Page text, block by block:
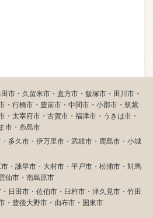
市・久留米市・直方市・飯塚市・田川市・
・行橋市・豊前市・中間市・小郡市・筑紫
・太宰府市・古賀市・福津市・うきは市・
市・糸島市
多久市・伊万里市・武雄市・鹿島市・小城
・諫早市・大村市・平戸市・松浦市・対馬
仙市・南島原市
日田市・佐伯市・臼杵市・津久見市・竹田
・豊後大野市・由布市・国東市